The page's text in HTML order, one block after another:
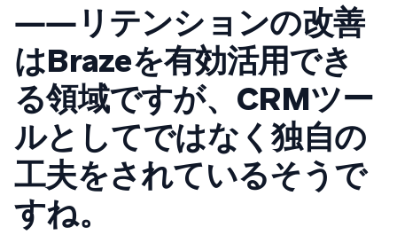
――リテンションの改善
はBrazeを有効活用でき
る領域ですが、CRMツー
ルとしてではなく独自の
工夫をされているそうで
すね。